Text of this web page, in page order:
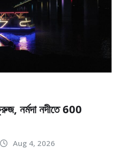
নর্মদা নদীতে 600
Aug 4, 2026